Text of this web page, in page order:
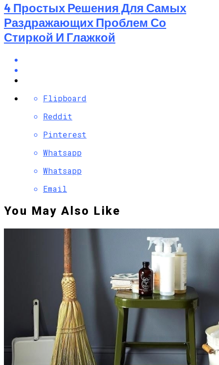
4 Простых Решения Для Самых
Раздражающих Проблем Со
Стиркой И Глажкой
Flipboard
Reddit
Pinterest
Whatsapp
Whatsapp
Email
You May Also Like